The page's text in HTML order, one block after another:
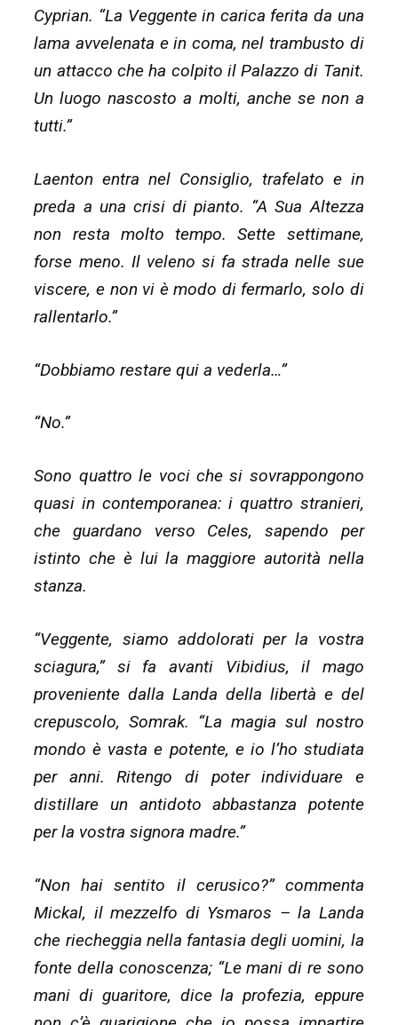
Cyprian. “La Veggente in carica ferita da una
lama avvelenata e in coma, nel trambusto di
un attacco che ha colpito il Palazzo di Tanit.
Un luogo nascosto a molti, anche se non a
tutti.”
Laenton entra nel Consiglio, trafelato e in
preda a una crisi di pianto. “A Sua Altezza
non resta molto tempo. Sette settimane,
forse meno. Il veleno si fa strada nelle sue
viscere, e non vi è modo di fermarlo, solo di
rallentarlo.”
“Dobbiamo restare qui a vederla…”
“No.”
Sono quattro le voci che si sovrappongono
quasi in contemporanea: i quattro stranieri,
che guardano verso Celes, sapendo per
istinto che è lui la maggiore autorità nella
stanza.
“Veggente, siamo addolorati per la vostra
sciagura,” si fa avanti Vibidius, il mago
proveniente dalla Landa della libertà e del
crepuscolo, Somrak. “La magia sul nostro
mondo è vasta e potente, e io l’ho studiata
per anni. Ritengo di poter individuare e
distillare un antidoto abbastanza potente
per la vostra signora madre.”
“Non hai sentito il cerusico?” commenta
Mickal, il mezzelfo di Ysmaros – la Landa
che riecheggia nella fantasia degli uomini, la
fonte della conoscenza; “Le mani di re sono
mani di guaritore, dice la profezia, eppure